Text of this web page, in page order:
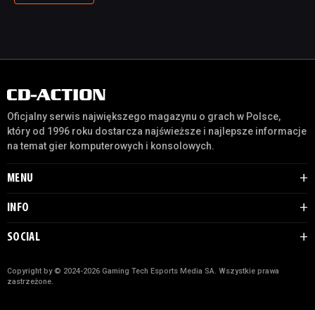
Oficjalny serwis największego magazynu o grach w Polsce,
który od 1996 roku dostarcza najświeższe i najlepsze informacje
na temat gier komputerowych i konsolowych.
MENU
INFO
SOCIAL
Copyright by © 2024-2026 Gaming Tech Esports Media SA. Wszystkie prawa
zastrzeżone.